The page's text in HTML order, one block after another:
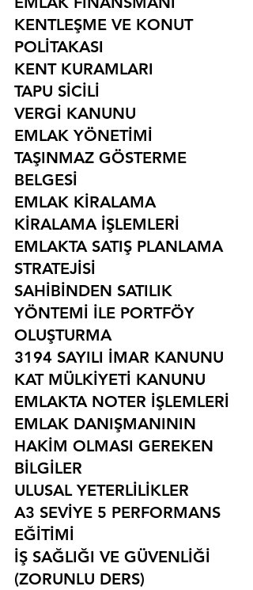
KENTLEŞME VE KONUT
POLİTAKASI
KENT KURAMLARI
TAPU SİCİLİ
VERGİ KANUNU
EMLAK YÖNETİMİ
TAŞINMAZ GÖSTERME
BELGESİ
EMLAK KİRALAMA
KİRALAMA İŞLEMLERİ
EMLAKTA SATIŞ PLANLAMA
STRATEJİSİ
SAHİBİNDEN SATILIK
YÖNTEMİ İLE PORTFÖY
OLUŞTURMA
3194 SAYILI İMAR KANUNU
KAT MÜLKİYETİ KANUNU
EMLAKTA NOTER İŞLEMLERİ
EMLAK DANIŞMANININ
HAKİM OLMASI GEREKEN
BİLGİLER
ULUSAL YETERLİLİKLER
A3 SEVİYE 5 PERFORMANS
EĞİTİMİ
İŞ SAĞLIĞI VE GÜVENLİĞİ
(ZORUNLU DERS)